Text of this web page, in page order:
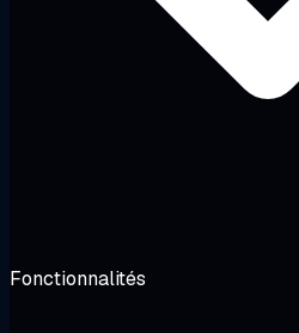
Fonctionnalités